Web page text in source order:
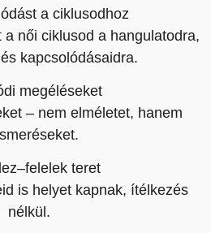
a ciklusodhoz
női ciklusod a hangulatodra,
kapcsolódásaidra.
megéléseket
– nem elméletet, hanem
teret
is helyet kapnak, ítélkezés
nélkül.